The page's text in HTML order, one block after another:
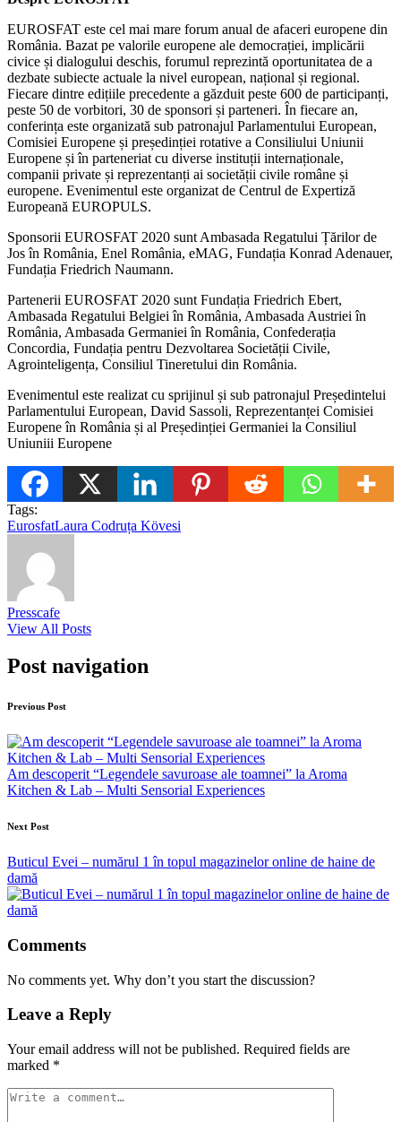
EUROSFAT este cel mai mare forum anual de afaceri europene din
România. Bazat pe valorile europene ale democrației, implicării
civice și dialogului deschis, forumul reprezintă oportunitatea de a
dezbate subiecte actuale la nivel european, național și regional.
Fiecare dintre edițiile precedente a găzduit peste 600 de participanți,
peste 50 de vorbitori, 30 de sponsori și parteneri. În fiecare an,
conferința este organizată sub patronajul Parlamentului European,
Comisiei Europene și președinției rotative a Consiliului Uniunii
Europene și în parteneriat cu diverse instituții internaționale,
companii private și reprezentanți ai societății civile române și
europene. Evenimentul este organizat de Centrul de Expertiză
Europeană EUROPULS.
Sponsorii EUROSFAT 2020 sunt Ambasada Regatului Țărilor de
Jos în România, Enel România, eMAG, Fundația Konrad Adenauer,
Fundația Friedrich Naumann.
Partenerii EUROSFAT 2020 sunt Fundația Friedrich Ebert,
Ambasada Regatului Belgiei în România, Ambasada Austriei în
România, Ambasada Germaniei în România, Confederația
Concordia, Fundația pentru Dezvoltarea Societății Civile,
Agrointeligența, Consiliul Tineretului din România.
Evenimentul este realizat cu sprijinul și sub patronajul Președintelui
Parlamentului European, David Sassoli, Reprezentanței Comisiei
Europene în România și al Președinției Germaniei la Consiliul
Uniuniii Europene
Tags:
EurosfatLaura Codruța Kövesi
Presscafe
View All Posts
Post navigation
Previous Post
Am descoperit “Legendele savuroase ale toamnei” la Aroma
Kitchen & Lab – Multi Sensorial Experiences
Next Post
Buticul Evei – numărul 1 în topul magazinelor online de haine de
damă
Comments
No comments yet. Why don’t you start the discussion?
Leave a Reply
Your email address will not be published. Required fields are
marked *